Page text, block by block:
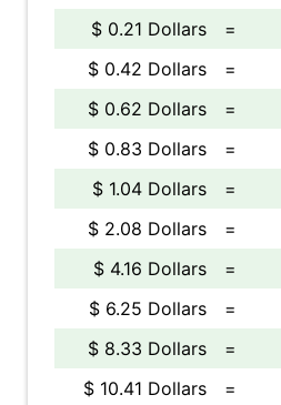
$ 0.21 Dollars =
$ 0.42 Dollars
=
$ 0.62 Dollars
=
$ 0.83 Dollars
=
$ 1.04 Dollars
=
$ 2.08 Dollars
=
$ 4.16 Dollars
=
$ 6.25 Dollars
=
$ 8.33 Dollars
=
$ 10.41 Dollars
=